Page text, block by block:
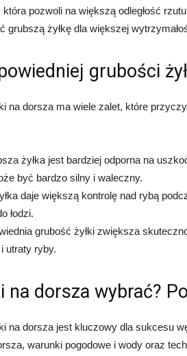
pozwoli na większą odległość
grubszą żyłkę dla większej
grubości
na dorsza ma wiele zalet, które
żyłka jest bardziej odporna na
być bardzo silny i waleczny.
daje większą kontrolę nad rybą
łodzi.
grubość żyłki zwiększa
utraty ryby.
na dorsza wybrać?
na dorsza jest kluczowy dla sukcesu
warunki pogodowe i wody oraz